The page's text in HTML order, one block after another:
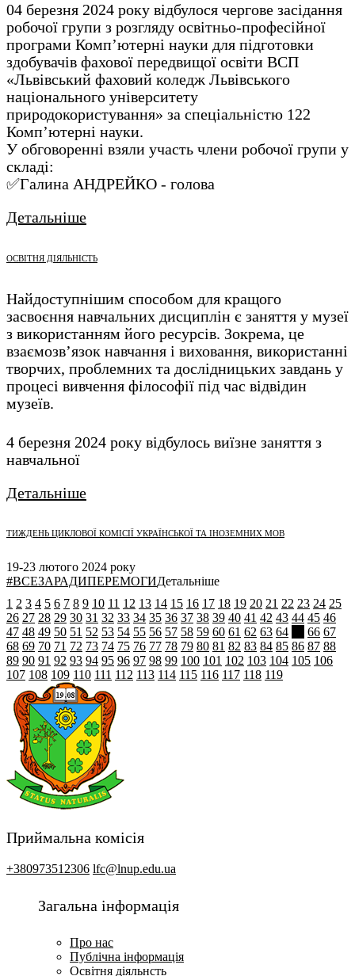
04 березня 2024 року відбулося чергове засідання
робочої групи з розгляду освітньо-професійної
програми Комп’ютерні науки для підготовки
здобувачів фахової передвищої освіти ВСП
«Львівський фаховий коледж Львівського
національного університету
природокористування» за спеціальністю 122
Комп’ютерні науки.
У обговоренні взяли участь члени робочої групи у
складі:
✅Галина АНДРЕЙКО - голова
Детальніше
ОСВІТНЯ ДІЯЛЬНІСТЬ
Найдоступнішим способом для кращого
засвоєння навчальних дисциплін є заняття у музеї
з використанням його ресурсів. Зокрема, це
взаємозв’язок навчання і виховання, використанні
творчих, проблемних та дослідницьких завдань у
процесі вивчення філософії під час відвідин
музеїв.
4 березня 2024 року відбулось виїзне заняття з
навчальної
Детальніше
ТИЖДЕНЬ ЦИКЛОВОЇ КОМІСІЇ УКРАЇНСЬКОЇ ТА ІНОЗЕМНИХ МОВ
19-23 лютого 2024 року
#ВСЕЗАРАДИПЕРЕМОГИДетальніше
1 2 3 4 5 6 7 8 9 10 11 12 13 14 15 16 17 18 19 20 21 22 23 24 25
26 27 28 29 30 31 32 33 34 35 36 37 38 39 40 41 42 43 44 45 46
47 48 49 50 51 52 53 54 55 56 57 58 59 60 61 62 63 64 66 67
68 69 70 71 72 73 74 75 76 77 78 79 80 81 82 83 84 85 86 87 88
89 90 91 92 93 94 95 96 97 98 99 100 101 102 103 104 105 106
107 108 109 110 111 112 113 114 115 116 117 118 119
Приймальна комісія
+380973512306 lfc@lnup.edu.ua
Загальна інформація
Про нас
Публічна інформація
Освітня діяльнсть